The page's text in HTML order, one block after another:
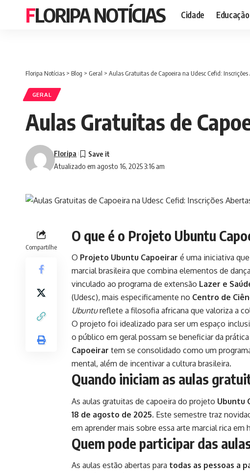
FLORIPA NOTÍCIAS Cidade Educação
Floripa Notícias > Blog > Geral > Aulas Gratuitas de Capoeira na Udesc Cefid: Inscrições
GERAL
Aulas Gratuitas de
Atualizado em agosto 16, 2025 3:16 am
Floripa
Compartilhe
O que é o Projeto Ubuntu
O Projeto Ubuntu Capoeirar é uma iniciativa
marcial brasileira que combina elementos de
vinculado ao programa de extensão Lazer e
(Udesc), mais especificamente no Centro de
Ubuntureflete a filosofia africana que valoriza a
O projeto foi idealizado para ser um espaço
o público em geral possam se beneficiar da
Capoeirar tem se consolidado como um
mental, além de incentivar a cultura brasileira.
Quando iniciam as aulas
As aulas gratuitas de capoeira do projeto Ubuntu
18 de agosto de 2025. Este semestre traz
em aprender mais sobre essa arte marcial rica em
Quem pode participar das
As aulas estão abertas para todas as pessoas a